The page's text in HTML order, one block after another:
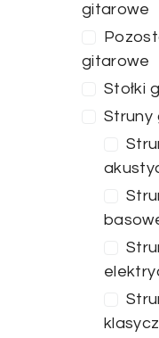
gitarowe
gitarowe
Stołki
Struny